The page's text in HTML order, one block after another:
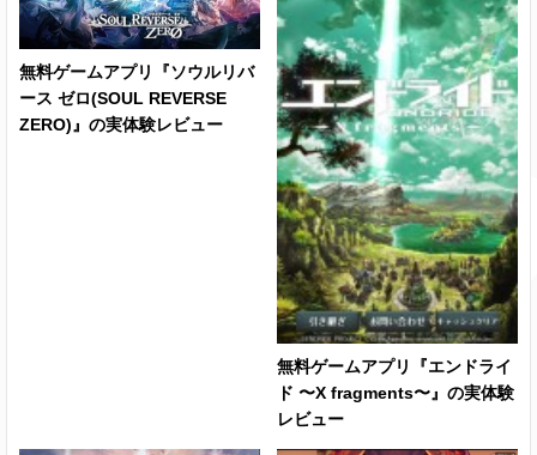
無料ゲームアプリ『ソウルリバ
ース ゼロ(SOUL REVERSE
ZERO)』の実体験レビュー
無料ゲームアプリ『エンドライ
ド 〜X fragments〜』の実体験
レビュー